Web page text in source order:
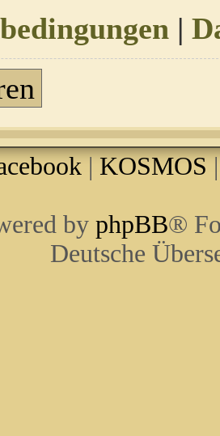
|
| KOSMOS
by phpBB®
Deutsche